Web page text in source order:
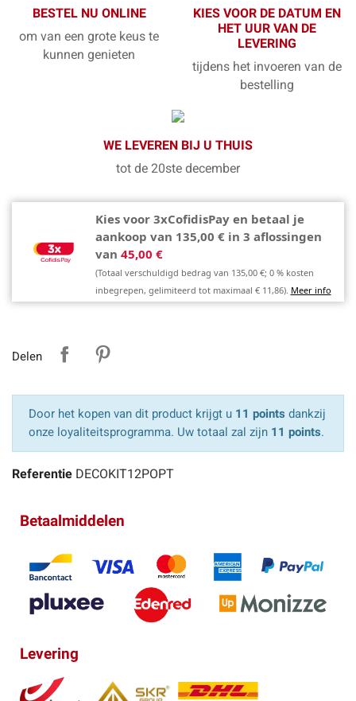
BESTEL NU ONLINE
om van een grote keus te
kunnen genieten
KIES VOOR DE DATUM EN
HET UUR VAN DE
LEVERING
tijdens het invoeren van de
bestelling
WE LEVEREN BIJ U THUIS
tot de 20ste december
Kies voor 3xCofidisPay en betaal je
aankoop van 135,00 € in 3 aflossingen
van 45,00 €
(Totaal verschuldigd bedrag van 135,00 €; 0 % kosten
inbegrepen, gelimiteerd tot maximaal € 11,86). Meer info
Delen
Door het kopen van dit product krijgt u 11 points dankzij
onze loyaliteitsprogramma. Uw totaal zal zijn 11 points.
Referentie DECOKIT12POPT
Betaalmiddelen
Levering